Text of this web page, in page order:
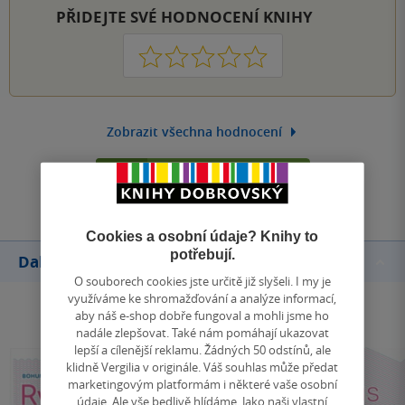
PŘIDEJTE SVÉ HODNOCENÍ KNIHY
1 2 3 4 5
Zobrazit všechna hodnocení
Přidat hodnocení
Další knihy autora
Cookies a osobní údaje? Knihy to
potřebují.
O souborech cookies jste určitě již slyšeli. I my je
využíváme ke shromažďování a analýze informací,
aby náš e-shop dobře fungoval a mohli jsme ho
nadále zlepšovat. Také nám pomáhají ukazovat
lepší a cílenější reklamu. Žádných 50 odstínů, ale
klidně Vergilia v originále. Váš souhlas může předat
marketingovým platformám i některé vaše osobní
údaje. Ale vše bedlivě hlídáme. Jako naši vlastní